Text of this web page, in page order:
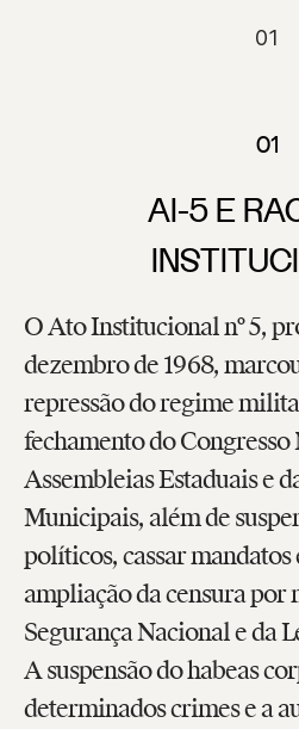
01
01
AI-5 E
O Ato Institucional nº 5,
dezembro de 1968,
repressão do regime
fechamento do Congresso
Assembleias Estaduais e
Municipais, além de
políticos, cassar
ampliação da censura por
Segurança Nacional e da
A suspensão do habeas
determinados crimes e a